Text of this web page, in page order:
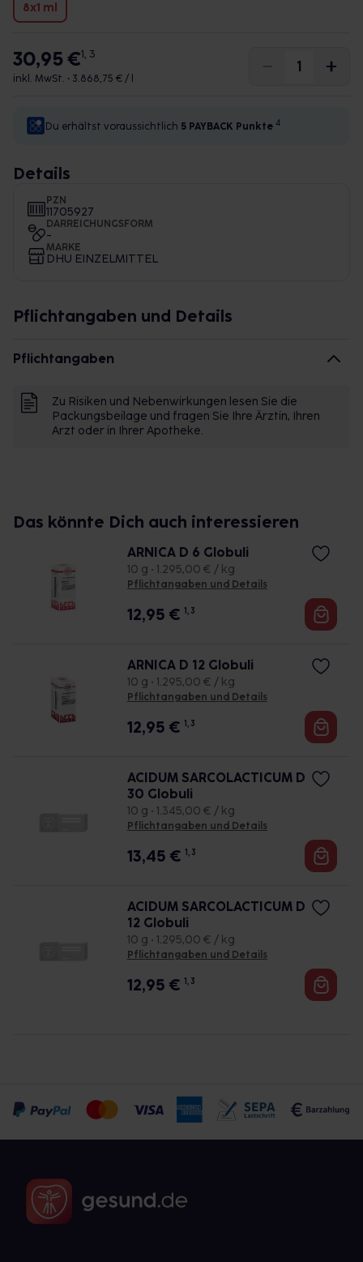
8x1 ml
30,95 €1, 3
inkl. MwSt. • 3.868,75 € / l
Du erhältst voraussichtlich 5 PAYBACK Punkte 4
Details
PZN
11705927
DARREICHUNGSFORM
-
MARKE
DHU EINZELMITTEL
Pflichtangaben und Details
Pflichtangaben
Zu Risiken und Nebenwirkungen lesen Sie die
Packungsbeilage und fragen Sie Ihre Ärztin, Ihren
Arzt oder in Ihrer Apotheke.
Das könnte Dich auch interessieren
ARNICA D 6 Globuli
10 g • 1.295,00 € / kg
Pflichtangaben und Details
12,95 € 1, 3
ARNICA D 12 Globuli
10 g • 1.295,00 € / kg
Pflichtangaben und Details
12,95 € 1, 3
ACIDUM SARCOLACTICUM D
30 Globuli
10 g • 1.345,00 € / kg
Pflichtangaben und Details
13,45 € 1, 3
ACIDUM SARCOLACTICUM D
12 Globuli
10 g • 1.295,00 € / kg
Pflichtangaben und Details
12,95 € 1, 3